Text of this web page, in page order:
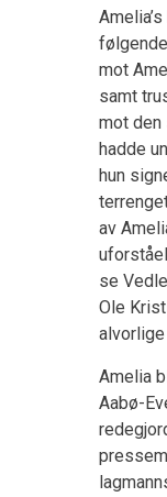
mot
samt
mot den
hadde
hun
av
se
Ole
Amelia
Aabø-